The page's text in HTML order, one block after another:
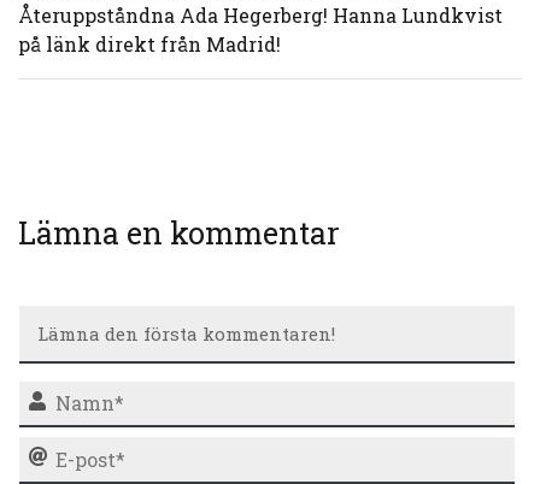
Återuppståndna Ada Hegerberg! Hanna Lundkvist
på länk direkt från Madrid!
Lämna en kommentar